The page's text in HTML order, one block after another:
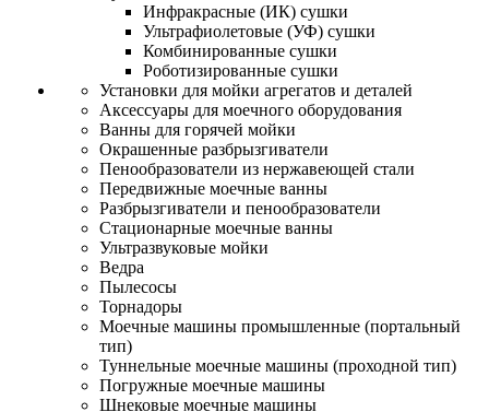
Инфракрасные (ИК) сушки
Ультрафиолетовые (УФ) сушки
Комбинированные сушки
Роботизированные сушки
Установки для мойки агрегатов и деталей
Аксессуары для моечного оборудования
Ванны для горячей мойки
Окрашенные разбрызгиватели
Пенообразователи из нержавеющей стали
Передвижные моечные ванны
Разбрызгиватели и пенообразователи
Стационарные моечные ванны
Ультразвуковые мойки
Ведра
Пылесосы
Торнадоры
Моечные машины промышленные (портальный
тип)
Туннельные моечные машины (проходной тип)
Погружные моечные машины
Шнековые моечные машины